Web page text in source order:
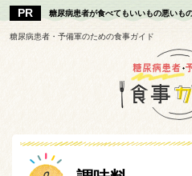
糖尿病患者が食べてもいいもの悪いも
糖尿病患者・予備軍のための食事ガイド